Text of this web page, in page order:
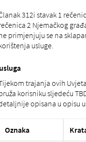
312i stavak 1
2 Njemačkog
primjenjuju se na
usluge.
trajanja ovih
korisniku sljedeću
opisana u opisu
Oznaka